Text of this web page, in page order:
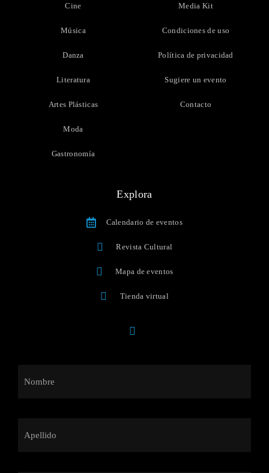
Cine
Música
Danza
Literatura
Artes Plásticas
Moda
Gastronomía
Media Kit
Condiciones de uso
Política de privacidad
Sugiere un evento
Contacto
Explora
Calendario de eventos
Revista Cultural
Mapa de eventos
Tienda virtual